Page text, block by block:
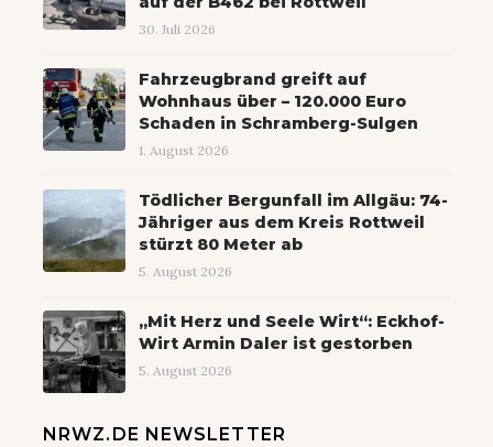
30. Juli 2026
Fahrzeugbrand greift auf
Wohnhaus über – 120.000 Euro
Schaden in Schramberg-Sulgen
1. August 2026
Tödlicher Bergunfall im Allgäu: 74-
Jähriger aus dem Kreis Rottweil
stürzt 80 Meter ab
5. August 2026
„Mit Herz und Seele Wirt“: Eckhof-
Wirt Armin Daler ist gestorben
5. August 2026
NRWZ.DE NEWSLETTER